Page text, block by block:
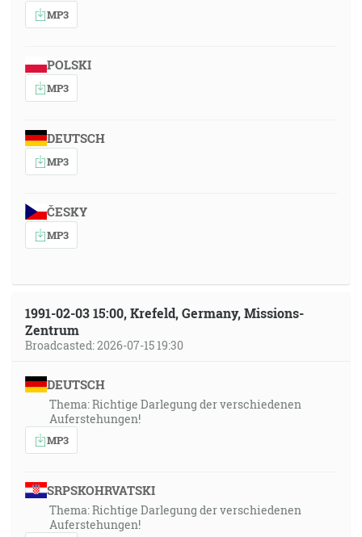
MP3
POLSKI
MP3
DEUTSCH
MP3
ČESKY
MP3
1991-02-03 15:00, Krefeld, Germany, Missions-
Zentrum
Broadcasted: 2026-07-15 19:30
DEUTSCH
Thema: Richtige Darlegung der verschiedenen
Auferstehungen!
MP3
SRPSKOHRVATSKI
Thema: Richtige Darlegung der verschiedenen
Auferstehungen!